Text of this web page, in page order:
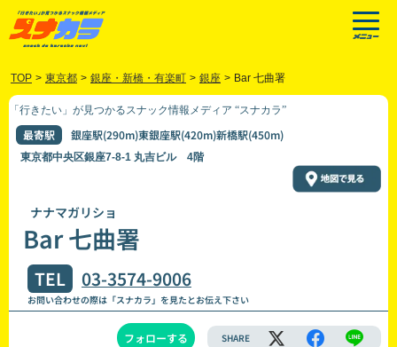
TOP > 東京都 > 銀座・新橋・有楽町 > 銀座 > Bar 七曲署
「行きたい」が見つかるスナック情報メディア “スナカラ”
最寄駅 銀座駅(290m)東銀座駅(420m)新橋駅(450m)
東京都中央区銀座7-8-1 丸吉ビル 4階
ナナマガリショ
Bar 七曲署
TEL 03-3574-9006
お問い合わせの際は「スナカラ」を見たとお伝え下さい
フォローする SHARE